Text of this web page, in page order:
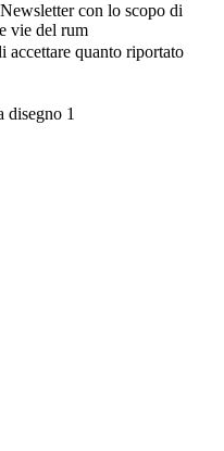
con lo scopo di
vie del rum
accettare quanto riportato